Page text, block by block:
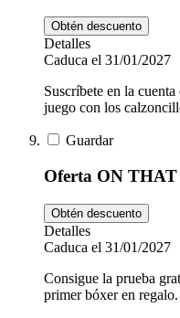
Obtén descuento
Detalles
Caduca el 31/01/2027
Suscríbete en la
juego con los
Guardar
Oferta ON
Obtén descuento
Detalles
Caduca el 31/01/2027
Consigue la prueba
primer bóxer en regalo.